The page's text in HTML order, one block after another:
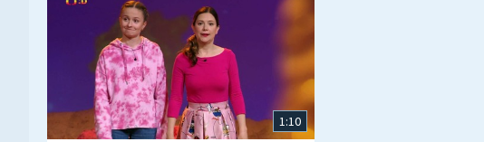
1:10